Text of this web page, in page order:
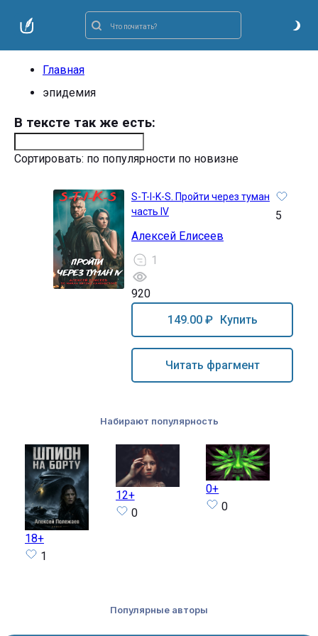
Главная
эпидемия
В тексте так же есть:
Сортировать: по популярности по новизне
S-T-I-K-S. Пройти через туман
часть IV
5
Алексей Елисеев
1
920
149.00 ₽
Купить
Читать фрагмент
Набирают популярность
18+
1
12+
0
0+
0
Популярные авторы